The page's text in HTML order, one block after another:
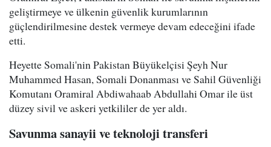
geliştirmeye ve ülkenin güvenlik kurumlarının
güçlendirilmesine destek vermeye devam edeceğini ifade
etti.
Heyette Somali'nin Pakistan Büyükelçisi Şeyh Nur
Muhammed Hasan, Somali Donanması ve Sahil Güvenliği
Komutanı Oramiral Abdiwahaab Abdullahi Omar ile üst
düzey sivil ve askeri yetkililer de yer aldı.
Savunma sanayii ve teknoloji transferi